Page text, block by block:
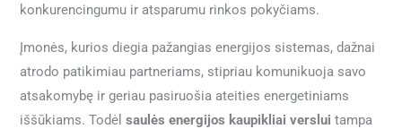
konkurencingumu ir atsparumu rinkos pokyčiams.
Įmonės, kurios diegia pažangias energijos sistemas, dažnai
atrodo patikimiau partneriams, stipriau komunikuoja savo
atsakomybę ir geriau pasiruošia ateities energetiniams
iššūkiams. Todėlsaulės energijos kaupikliai verslui tampa